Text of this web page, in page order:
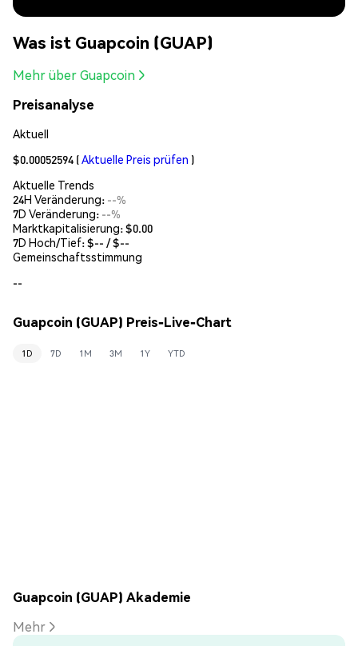
Was ist Guapcoin (GUAP)
Mehr über Guapcoin
Preisanalyse
Aktuell
$0.00052594 (Aktuelle Preis prüfen )
Aktuelle Trends
24H Veränderung: --%
7D Veränderung: --%
Marktkapitalisierung:$0.00
7D Hoch/Tief: $-- / $--
Gemeinschaftsstimmung
--
Guapcoin (GUAP) Preis-Live-Chart
1D 7D 1M 3M 1Y YTD
Guapcoin (GUAP) Akademie
Mehr